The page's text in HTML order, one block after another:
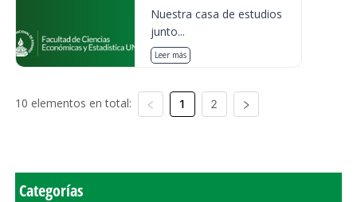
Nuestra casa de estudios
junto...
Leer más
10 elementos en total: 1 2
Categorías